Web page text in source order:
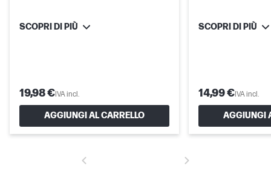
assistenza ritiro e riconsegna
SCOPRI DI PIÙ
19,98 €IVA incl.
AGGIUNGI AL CARRELLO
SCOPRI DI PIÙ
14,99 €IVA incl.
AGGIUNGI